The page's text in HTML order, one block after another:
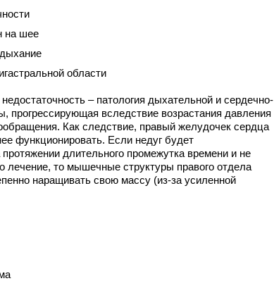
на шее
области
– патология дыхательной и сердечно-
прогрессирующая вследствие возрастания давления
Как следствие, правый желудочек сердца
функционировать. Если недуг будет
протяжении длительного промежутка времени и не
лечение, то мышечные структуры правого отдела
наращивать свою массу (из-за усиленной